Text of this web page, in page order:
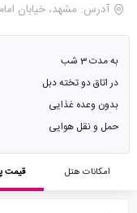
آدرس: مشهد، خیابان امام رضا، امام رضا
به مدت 3 شب
در اتاق دو تخته دبل
بدون وعده غذایی
حمل و نقل هوایی
امکانات هتل قیمت